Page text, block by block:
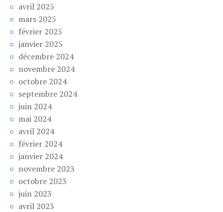
avril 2025
mars 2025
février 2025
janvier 2025
décembre 2024
novembre 2024
octobre 2024
septembre 2024
juin 2024
mai 2024
avril 2024
février 2024
janvier 2024
novembre 2023
octobre 2023
juin 2023
avril 2023